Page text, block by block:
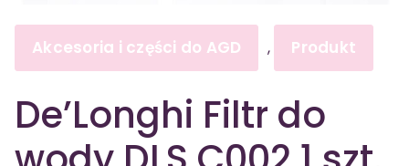
Akcesoria i części do AGD , Produkt
De’Longhi Filtr do